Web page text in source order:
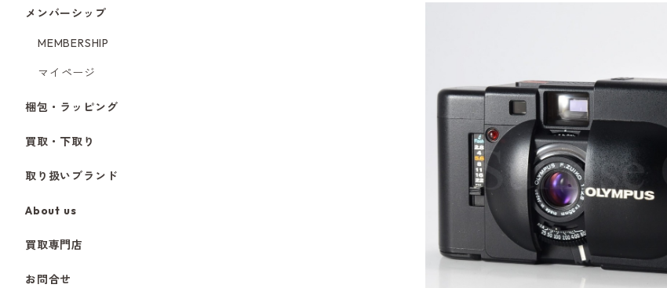
メンバーシップ
MEMBERSHIP
マイページ
梱包・ラッピング
買取・下取り
取り扱いブランド
About us
買取専門店
お問合せ